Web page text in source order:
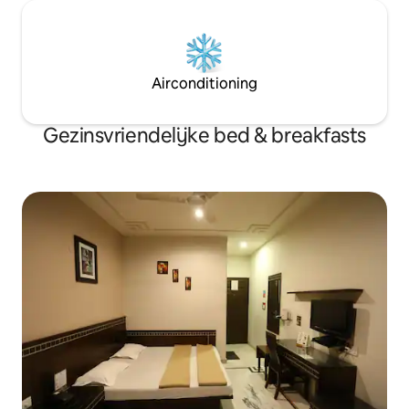
Airconditioning
Gezinsvriendelijke bed & breakfasts